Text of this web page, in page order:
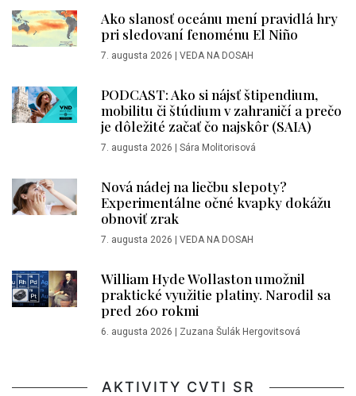
Ako slanosť oceánu mení pravidlá hry
pri sledovaní fenoménu El Niño
7. augusta 2026 | VEDA NA DOSAH
PODCAST: Ako si nájsť štipendium,
mobilitu či štúdium v zahraničí a prečo
je dôležité začať čo najskôr (SAIA)
7. augusta 2026 | Sára Molitorisová
Nová nádej na liečbu slepoty?
Experimentálne očné kvapky dokážu
obnoviť zrak
7. augusta 2026 | VEDA NA DOSAH
William Hyde Wollaston umožnil
praktické využitie platiny. Narodil sa
pred 260 rokmi
6. augusta 2026 | Zuzana Šulák Hergovitsová
AKTIVITY CVTI SR